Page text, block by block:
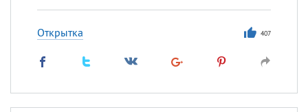
Открытка 407